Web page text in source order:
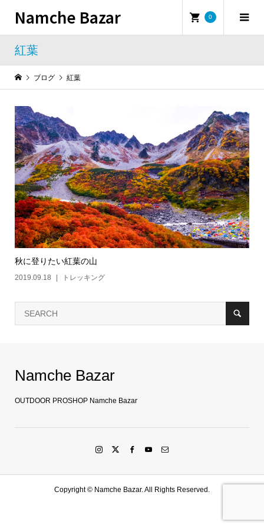
Namche Bazar 0
紅葉
ブログ 紅葉
秋に登りたい紅葉の山
2019.09.18 トレッキング
Namche Bazar
OUTDOOR PROSHOP Namche Bazar
Copyright © Namche Bazar. All Rights Reserved.
LINE友達登録